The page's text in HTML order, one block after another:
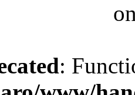
: